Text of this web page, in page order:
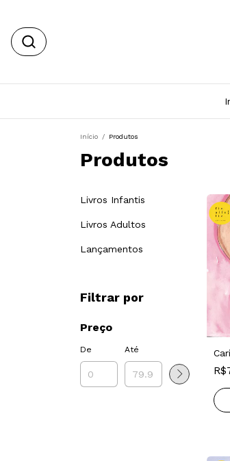
Início / Produtos
Produtos
Livros Infantis
Livros Adultos
Lançamentos
Filtrar por
Preço
De Até